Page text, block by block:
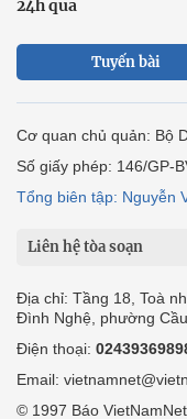
24h qua
Tuyến bài
Cơ quan chủ quản: Bộ
Số giấy phép: 146/GP-
Tổng biên tập: Nguyễn
Liên hệ tòa soạn
Địa chỉ: Tầng 18, Toà
Đình Nghệ, phường Cầu
Điện thoại:
Email:
© 1997 Báo